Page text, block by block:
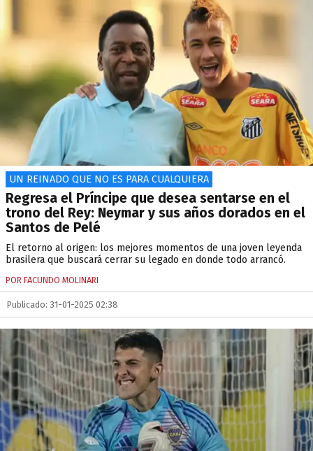
UN REINADO QUE NO ES PARA CUALQUIERA
Regresa el Príncipe que desea sentarse en el
trono del Rey: Neymar y sus años dorados en el
Santos de Pelé
El retorno al origen: los mejores momentos de una joven leyenda
brasilera que buscará cerrar su legado en donde todo arrancó.
POR FACUNDO MOLINARI
Publicado: 31-01-2025 02:38